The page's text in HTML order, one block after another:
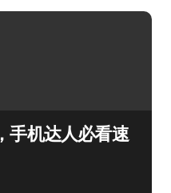
手机达人必看速